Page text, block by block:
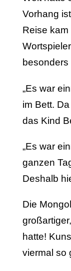
Vorhang
Reise
„Es war
im Bett.
das Kind
„Es war
ganzen
Deshalb
Die
hatte!
viermal so